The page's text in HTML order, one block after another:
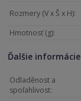
Rozmery (V x Š x H):
Hmotnosť (g):
Ďalšie informácie
Odladěnost a
spoľahlivost: